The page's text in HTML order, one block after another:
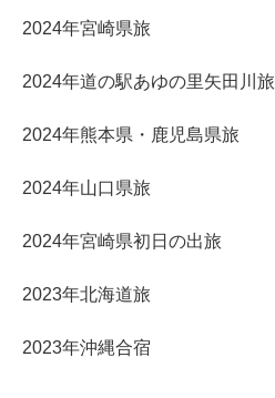
2024年宮崎県旅
2024年道の駅あゆの里矢田川旅
2024年熊本県・鹿児島県旅
2024年山口県旅
2024年宮崎県初日の出旅
2023年北海道旅
2023年沖縄合宿